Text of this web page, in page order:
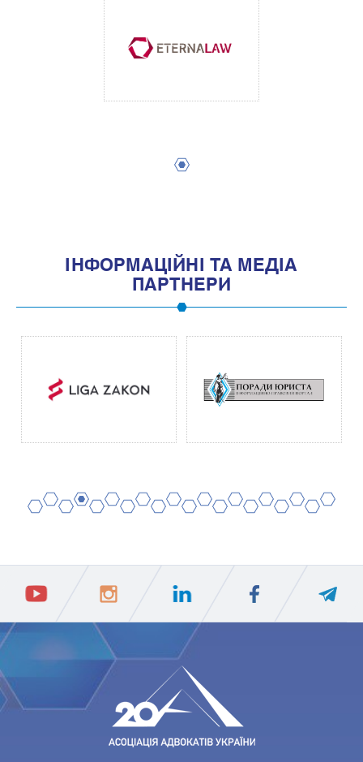
IНФОРМАЦIЙНI ТА МЕДIА
ПАРТНЕРИ